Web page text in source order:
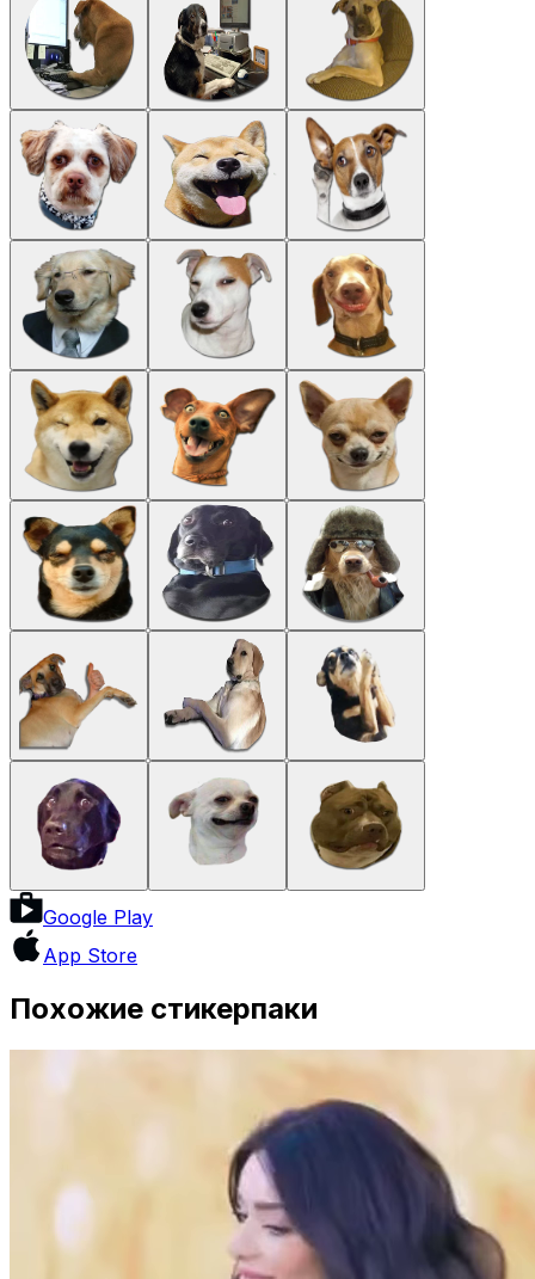
Google Play
App Store
Похожие стикерпаки